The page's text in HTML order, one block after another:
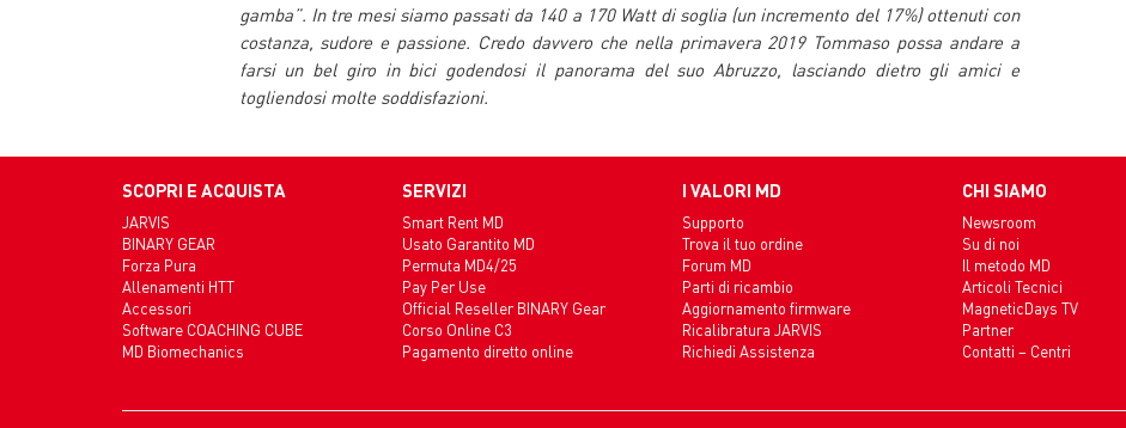
gamba”. In tre mesi siamo passati da 140 a 170 Watt di soglia (un incremento del 17%) ottenuti con
costanza, sudore e passione. Credo davvero che nella primavera 2019 Tommaso possa andare a
farsi un bel giro in bici godendosi il panorama del suo Abruzzo, lasciando dietro gli amici e
togliendosi molte soddisfazioni.
SCOPRI E ACQUISTA
JARVIS
BINARY GEAR
Forza Pura
Allenamenti HTT
Accessori
Software COACHING CUBE
MD Biomechanics
SERVIZI
Smart Rent MD
Usato Garantito MD
Permuta MD4/25
Pay Per Use
Official Reseller BINARY Gear
Corso Online C3
Pagamento diretto online
I VALORI MD
Supporto
Trova il tuo ordine
Forum MD
Parti di ricambio
Aggiornamento firmware
Ricalibratura JARVIS
Richiedi Assistenza
CHI SIAMO
Newsroom
Su di noi
Il metodo MD
Articoli Tecnici
MagneticDays TV
Partner
Contatti – Centri